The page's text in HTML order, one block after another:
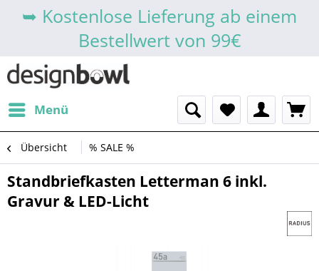
➥ Kostenlose Lieferung ab einem
Bestellwert von 99€
Menü
Übersicht % SALE %
Standbriefkasten Letterman 6 inkl.
Gravur & LED-Licht